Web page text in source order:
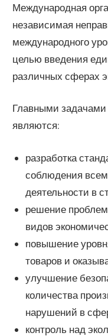
Международная
независимая
международного
целью введения
различных сферах
Главными задачами
являются:
разработка
соблюдения
деятельности в
решение
видов
повышение
товаров и
улучшение
количества
нарушений в
контроль над